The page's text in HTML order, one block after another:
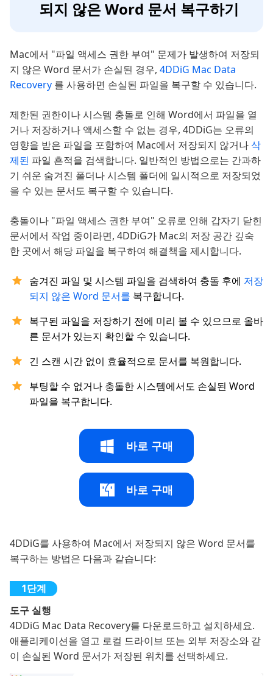
되지 않은 Word 문서 복구하기
Mac에서 "파일 액세스 권한 부여" 문제가 발생하여 저장되
지 않은 Word 문서가 손실된 경우, 4DDiG Mac Data
Recovery 를 사용하면 손실된 파일을 복구할 수 있습니다.
제한된 권한이나 시스템 충돌로 인해 Word에서 파일을 열
거나 저장하거나 액세스할 수 없는 경우, 4DDiG는 오류의
영향을 받은 파일을 포함하여 Mac에서 저장되지 않거나삭
제된 파일 흔적을 검색합니다. 일반적인 방법으로는 간과하
기 쉬운 숨겨진 폴더나 시스템 폴더에 일시적으로 저장되었
을 수 있는 문서도 복구할 수 있습니다.
충돌이나 "파일 액세스 권한 부여" 오류로 인해 갑자기 닫힌
문서에서 작업 중이라면, 4DDiG가 Mac의 저장 공간 깊숙
한 곳에서 해당 파일을 복구하여 해결책을 제시합니다.
숨겨진 파일 및 시스템 파일을 검색하여 충돌 후에 저장
되지 않은 Word 문서를 복구합니다.
복구된 파일을 저장하기 전에 미리 볼 수 있으므로 올바
른 문서가 있는지 확인할 수 있습니다.
긴 스캔 시간 없이 효율적으로 문서를 복원합니다.
부팅할 수 없거나 충돌한 시스템에서도 손실된 Word
파일을 복구합니다.
바로 구매
바로 구매
4DDiG를 사용하여 Mac에서 저장되지 않은 Word 문서를
복구하는 방법은 다음과 같습니다:
도구 실행
4DDiG Mac Data Recovery를 다운로드하고 설치하세요.
애플리케이션을 열고 로컬 드라이브 또는 외부 저장소와 같
이 손실된 Word 문서가 저장된 위치를 선택하세요.